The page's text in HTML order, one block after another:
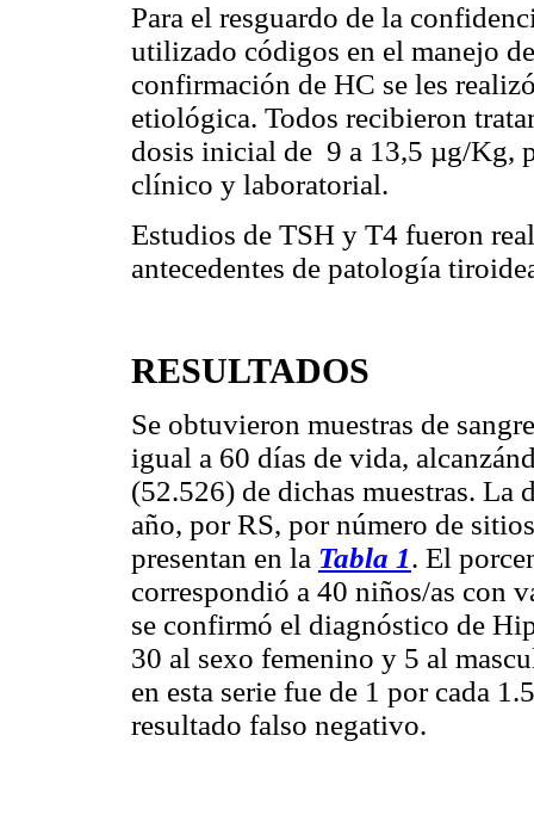
Para el resguardo de la
utilizado códigos en el manejo
confirmación de HC se les
etiológica. Todos recibieron
dosis inicial de 9 a 13,5 µg/Kg,
clínico y laboratorial.
Estudios de TSH y T4 fueron
antecedentes de patología
RESULTADOS
Se obtuvieron muestras de
igual a 60 días de vida,
(52.526) de dichas muestras. La
año, por RS, por número de
presentan en la Tabla 1. El
correspondió a 40 niños/as con
se confirmó el diagnóstico de
30 al sexo femenino y 5 al
en esta serie fue de 1 por cada
resultado falso negativo.